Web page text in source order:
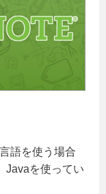
語を使う場合
Javaを使ってい